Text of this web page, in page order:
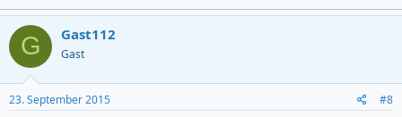
G Gast112
Gast
23. September 2015 #8